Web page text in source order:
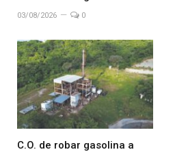
03/08/2026 0
C.O. de robar gasolina a